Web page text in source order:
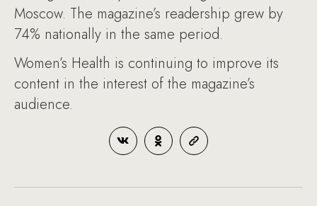
Moscow. The magazine’s readership grew by
74% nationally in the same period.
Women’s Health is continuing to improve its
content in the interest of the magazine’s
audience.